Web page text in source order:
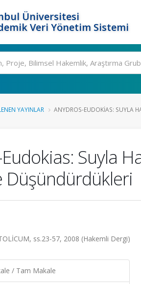
Üniversitesi
Veri Yönetim Sistemi
YAYINLAR ANYDROS-EUDOKIAS: SUYLA
Suyla
Düşündürdükleri
ss.23-57, 2008 (Hakemli Dergi)
/ Tam Makale